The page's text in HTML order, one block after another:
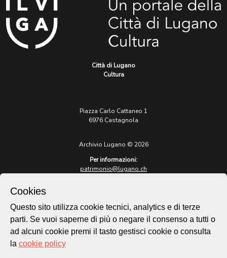
Città di Lugano
Cultura
Piazza Carlo Cattaneo 1
6976 Castagnola
Archivio Lugano © 2026
Per informazioni:
patrimonio@lugano.ch
lugano.ch
Cookie policy
Cookies
Questo sito utilizza cookie tecnici, analytics e di terze
parti. Se vuoi saperne di più o negare il consenso a tutti o
ad alcuni cookie premi il tasto gestisci cookie o consulta
la cookie policy